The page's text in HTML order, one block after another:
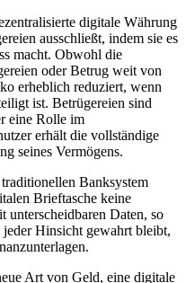
digitale Währung
ausschließt, indem sie es
macht. Obwohl die
oder Betrug weit von
erheblich reduziert, wenn
ist. Betrügereien sind
eine Rolle im
erhält die vollständige
seines Vermögens.
Banksystem
Brieftasche keine
Daten, so
jeder Hinsicht gewahrt bleibt,
Art von Geld, eine digitale